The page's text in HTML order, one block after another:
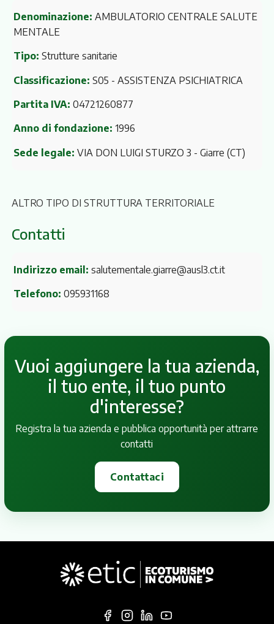
Denominazione: AMBULATORIO CENTRALE SALUTE
MENTALE
Tipo: Strutture sanitarie
Classificazione: S05 - ASSISTENZA PSICHIATRICA
Partita IVA: 04721260877
Anno di fondazione: 1996
Sede legale: VIA DON LUIGI STURZO 3 - Giarre (CT)
ALTRO TIPO DI STRUTTURA TERRITORIALE
Contatti
Indirizzo email: salutementale.giarre@ausl3.ct.it
Telefono: 095931168
Vuoi aggiungere la tua azienda,
il tuo ente, il tuo punto
d'interesse?
Registra la tua azienda e pubblica opportunità per attrarre
contatti
Contattaci